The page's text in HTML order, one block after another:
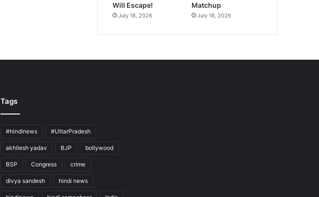
Will Escape!
July 18, 2026
Matchup
July 18, 2026
Tags
#hindinews #UttarPradesh
akhilesh yadav BJP bollywood
BSP Congress crime
divya sandesh hindi news